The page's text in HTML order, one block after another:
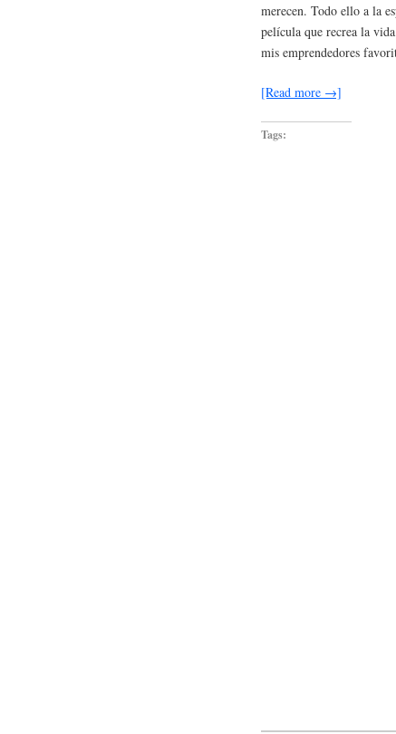
merecen. Todo ello a la
película que recrea la
mis emprendedores
[Read more →]
Tags: